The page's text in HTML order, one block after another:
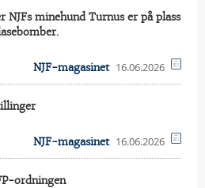
NJFs minehund Turnus er på plass
NJF-magasinet 16.06.2026
NJF-magasinet 16.06.2026
ordningen